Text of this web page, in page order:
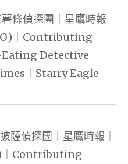
條偵探團｜星鷹時報
｜Contributing
Detective
｜Starry Eagle
薩偵探團｜星鷹時報｜
｜Contributing